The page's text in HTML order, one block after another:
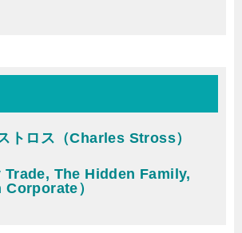
トロス（Charles Stross）
Trade, The Hidden Family,
）